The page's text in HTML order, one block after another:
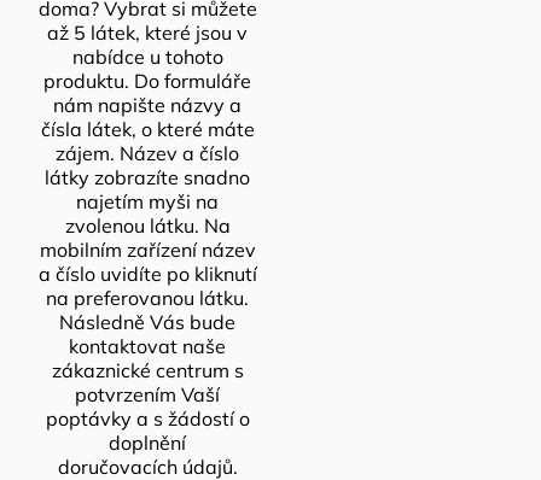
doma? Vybrat si můžete
až 5 látek, které jsou v
nabídce u tohoto
produktu. Do formuláře
nám napište názvy a
čísla látek, o které máte
zájem. Název a číslo
látky zobrazíte snadno
najetím myši na
zvolenou látku. Na
mobilním zařízení název
a číslo uvidíte po kliknutí
na preferovanou látku.
Následně Vás bude
kontaktovat naše
zákaznické centrum s
potvrzením Vaší
poptávky a s žádostí o
doplnění
doručovacích údajů.